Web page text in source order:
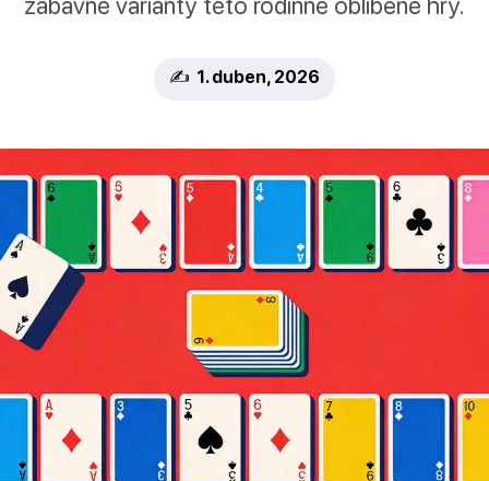
✍️ 1. duben, 2026